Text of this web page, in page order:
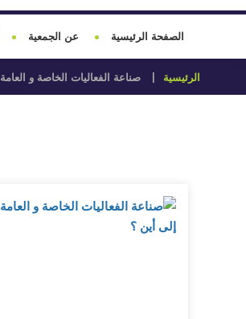
الصفحة الرئيسية عن الجمعية
الرئيسية صناعة الفعاليات الخاصة و العامة